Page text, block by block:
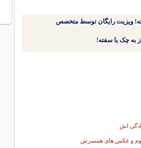
ویزیت رایگان توسط متخصص
اش
دوم و عکس های همسرش